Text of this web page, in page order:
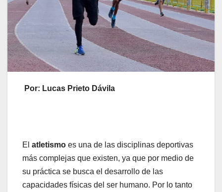
Por: Lucas Prieto Dávila
El atletismo es una de las disciplinas deportivas
más complejas que existen, ya que por medio de
su práctica se busca el desarrollo de las
capacidades físicas del ser humano. Por lo tanto